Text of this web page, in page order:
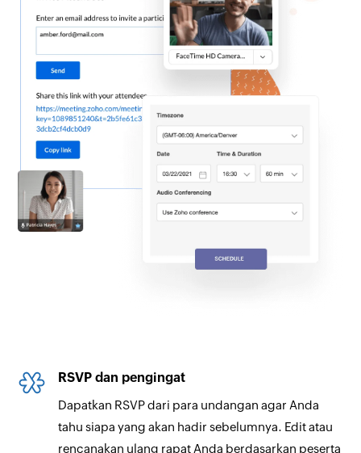
RSVP dan pengingat
Dapatkan RSVP dari para undangan agar Anda
tahu siapa yang akan hadir sebelumnya. Edit atau
rencanakan ulang rapat Anda berdasarkan peserta